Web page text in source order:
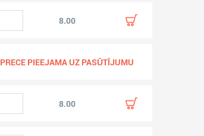
8.00
PRECE PIEEJAMA UZ PASŪTĪJUMU
8.00